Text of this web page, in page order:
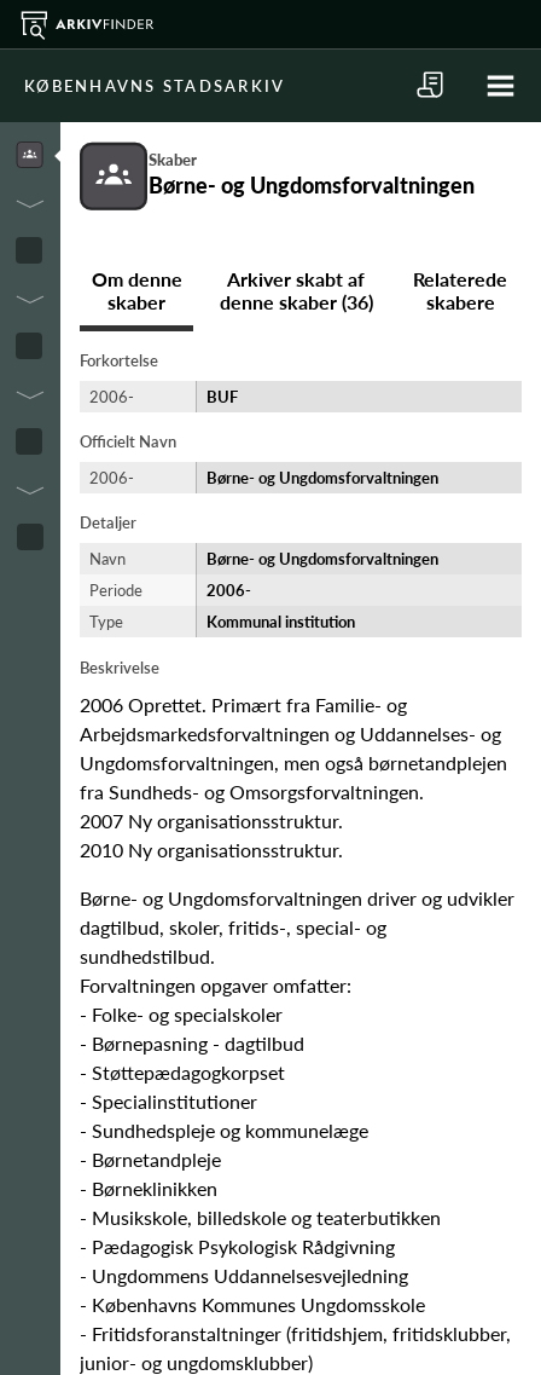
KØBENHAVNS STADSARKIV
Skaber
Børne- og Ungdomsforvaltningen
Om denne
skaber
Arkiver skabt af
denne skaber (36)
Relaterede
skabere
Forkortelse
2006-
BUF
Officielt Navn
2006-
Børne- og Ungdomsforvaltningen
Detaljer
Navn
Børne- og Ungdomsforvaltningen
Periode
2006-​
Type
Kommunal institution
Beskrivelse
2006 Oprettet. Primært fra Familie- og
Arbejdsmarkedsforvaltningen og Uddannelses- og
Ungdomsforvaltningen, men også børnetandplejen
fra Sundheds- og Omsorgsforvaltningen.
2007 Ny organisationsstruktur.
2010 Ny organisationsstruktur.
Børne- og Ungdomsforvaltningen driver og udvikler
dagtilbud, skoler, fritids-, special- og
sundhedstilbud.
Forvaltningen opgaver omfatter:
- Folke- og specialskoler
- Børnepasning - dagtilbud
- Støttepædagogkorpset
- Specialinstitutioner
- Sundhedspleje og kommunelæge
- Børnetandpleje
- Børneklinikken
- Musikskole, billedskole og teaterbutikken
- Pædagogisk Psykologisk Rådgivning
- Ungdommens Uddannelsesvejledning
- Københavns Kommunes Ungdomsskole
- Fritidsforanstaltninger (fritidshjem, fritidsklubber,
junior- og ungdomsklubber)